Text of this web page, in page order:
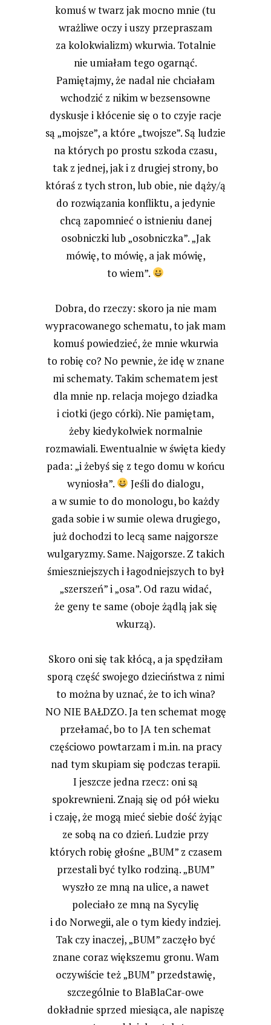
komuś w twarz jak mocno mnie (tu
wrażliwe oczy i uszy przepraszam
za kolokwializm) wkurwia. Totalnie
nie umiałam tego ogarnąć.
Pamiętajmy, że nadal nie chciałam
wchodzić z nikim w bezsensowne
dyskusje i kłócenie się o to czyje racje
są „mojsze”, a które „twojsze”. Są ludzie
na których po prostu szkoda czasu,
tak z jednej, jak i z drugiej strony, bo
któraś z tych stron, lub obie, nie dąży/ą
do rozwiązania konfliktu, a jedynie
chcą zapomnieć o istnieniu danej
osobniczki lub „osobniczka”. „Jak
mówię, to mówię, a jak mówię,
to wiem”.
Dobra, do rzeczy: skoro ja nie mam
wypracowanego schematu, to jak mam
komuś powiedzieć, że mnie wkurwia
to robię co? No pewnie, że idę w znane
mi schematy. Takim schematem jest
dla mnie np. relacja mojego dziadka
i ciotki (jego córki). Nie pamiętam,
żeby kiedykolwiek normalnie
rozmawiali. Ewentualnie w święta kiedy
pada: „i żebyś się z tego domu w końcu
wyniosła”.
Jeśli do dialogu,
a w sumie to do monologu, bo każdy
gada sobie i w sumie olewa drugiego,
już dochodzi to lecą same najgorsze
wulgaryzmy. Same. Najgorsze. Z takich
śmieszniejszych i łagodniejszych to był
„szerszeń” i „osa”. Od razu widać,
że geny te same (oboje żądlą jak się
wkurzą).
Skoro oni się tak kłócą, a ja spędziłam
sporą część swojego dzieciństwa z nimi
to można by uznać, że to ich wina?
NO NIE BAŁDZO. Ja ten schemat mogę
przełamać, bo to JA ten schemat
częściowo powtarzam i m.in. na pracy
nad tym skupiam się podczas terapii.
I jeszcze jedna rzecz: oni są
spokrewnieni. Znają się od pół wieku
i czaję, że mogą mieć siebie dość żyjąc
ze sobą na co dzień. Ludzie przy
których robię głośne „BUM” z czasem
przestali być tylko rodziną. „BUM”
wyszło ze mną na ulice, a nawet
poleciało ze mną na Sycylię
i do Norwegii, ale o tym kiedy indziej.
Tak czy inaczej, „BUM” zaczęło być
znane coraz większemu gronu. Wam
oczywiście też „BUM” przedstawię,
szczególnie to BlaBlaCar-owe
dokładnie sprzed miesiąca, ale napiszę